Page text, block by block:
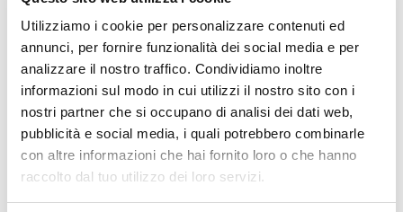
Utilizziamo i cookie per personalizzare contenuti ed
annunci, per fornire funzionalità dei social media e per
analizzare il nostro traffico. Condividiamo inoltre
informazioni sul modo in cui utilizzi il nostro sito con i
nostri partner che si occupano di analisi dei dati web,
pubblicità e social media, i quali potrebbero combinarle
con altre informazioni che hai fornito loro o che hanno
raccolto dal tuo utilizzo dei loro servizi.
ℹ️ Informazioni utili
Comune di riferimento: Mello (SO)
Località: Costiera dei Cech
Accesso: libero